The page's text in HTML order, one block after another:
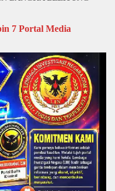
7 Portal Media